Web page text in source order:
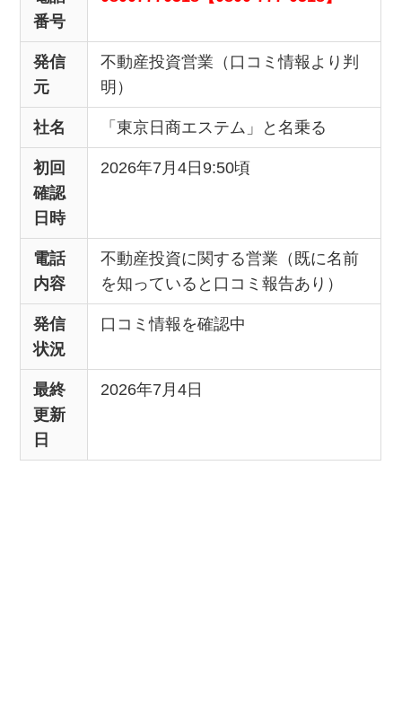
番号
発信
元
不動産投資営業（口コミ情報より判
明）
社名 「東京日商エステム」と名乗る
初回
確認
日時
2026年7月4日9:50頃
電話
内容
不動産投資に関する営業（既に名前
を知っていると口コミ報告あり）
発信
状況
口コミ情報を確認中
最終
更新
日
2026年7月4日